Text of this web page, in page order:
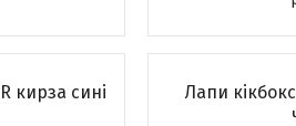
кирза сині
Лапи